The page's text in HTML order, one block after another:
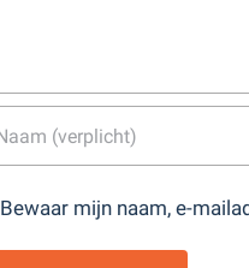
Bewaar mijn naam, e-